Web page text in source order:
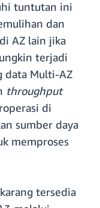
tuntutan ini
dan
AZ lain jika
terjadi
data Multi-AZ
throughput
di
sumber daya
memproses
tersedia